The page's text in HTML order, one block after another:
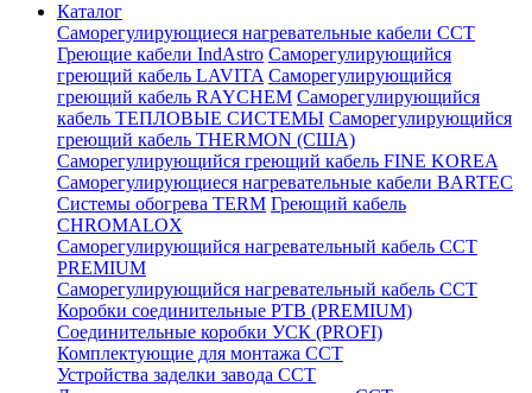
Каталог
Саморегулирующиеся нагревательные кабели ССТ
Греющие кабели IndAstro Саморегулирующийся
греющий кабель LAVITA Саморегулирующийся
греющий кабель RAYCHEM Саморегулирующийся
кабель ТЕПЛОВЫЕ СИСТЕМЫ Саморегулирующийся
греющий кабель THERMON (США)
Саморегулирующийся греющий кабель FINE KOREA
Саморегулирующиеся нагревательные кабели BARTEC
Системы обогрева TERM Греющий кабель
CHROMALOX
Саморегулирующийся нагревательный кабель ССТ
PREMIUM
Саморегулирующийся нагревательный кабель ССТ
Коробки соединительные РТВ (PREMIUM)
Соединительные коробки УСК (PROFI)
Комплектующие для монтажа ССТ
Устройства заделки завода ССТ